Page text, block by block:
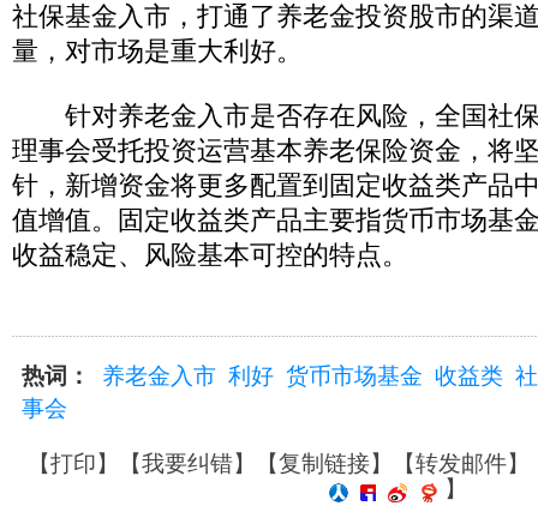
社保基金入市，打通了养老金投资股市的渠
量，对市场是重大利好。
针对养老金入市是否存在风险，全国社
理事会受托投资运营基本养老保险资金，将
针，新增资金将更多配置到固定收益类产品
值增值。固定收益类产品主要指货币市场基
收益稳定、风险基本可控的特点。
热词： 养老金入市 利好 货币市场基金 收益类
事会
【打印】【我要纠错】【复制链接】【转发邮件】
】